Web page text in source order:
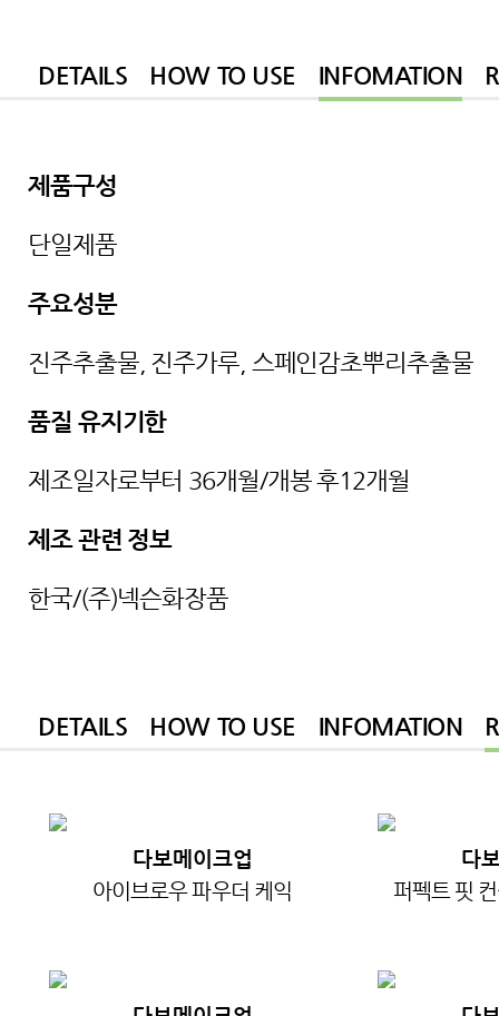
DETAILS HOW TO USE INFOMATION
제품구성
단일제품
주요성분
진주추출물, 진주가루, 스페인감초뿌리추출물
품질 유지기한
제조일자로부터 36개월/개봉 후12개월
제조 관련 정보
한국/(주)넥슨화장품
DETAILS HOW TO USE INFOMATION
다보메이크업
아이브로우 파우더 케익
다
퍼펙트 핏